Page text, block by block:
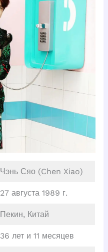
Чэнь Сяо (Chen Xiao)
27 августа 1989 г.
Пекин, Китай
36 лет и 11 месяцев